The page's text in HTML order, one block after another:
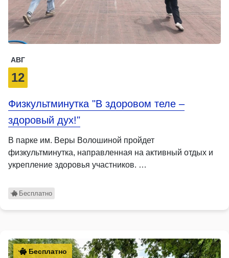
АВГ
12
Физкультминутка "В здоровом теле –
здоровый дух!"
В парке им. Веры Волошиной пройдет
физкультминутка, направленная на активный отдых и
укрепление здоровья участников. …
Бесплатно
Бесплатно